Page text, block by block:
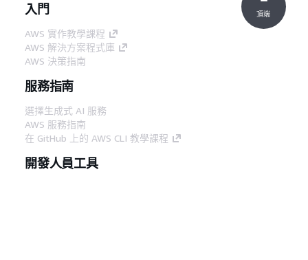
入門
AWS 實作教學課程
AWS 解決方案程式庫
AWS 決策指南
服務指南
選擇生成式 AI 服務
AWS 服務指南
在 GitHub 上的 AWS CLI 教學課程
開發人員工具
頂端